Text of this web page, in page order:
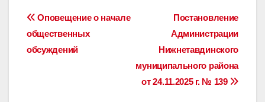
Навигация
по
Постановление
Администрации
Нижнетавдинского
муниципального района
от 24.11.2025 г. № 139
Оповещение о начале
общественных
обсуждений